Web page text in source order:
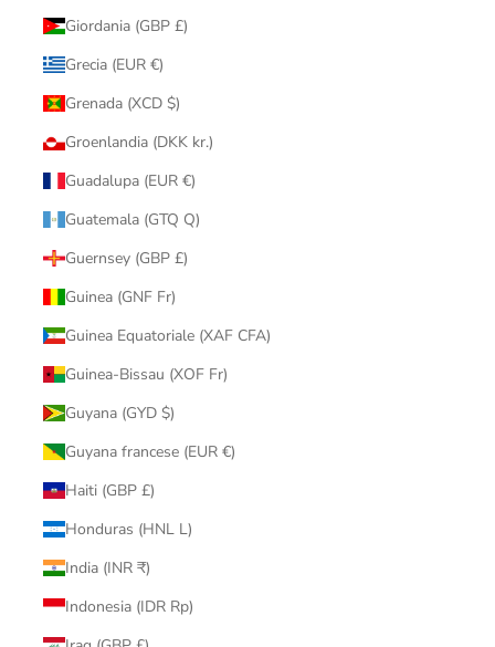
Giordania (GBP £)
Grecia (EUR €)
Grenada (XCD $)
Groenlandia (DKK kr.)
Guadalupa (EUR €)
Guatemala (GTQ Q)
Guernsey (GBP £)
Guinea (GNF Fr)
Guinea Equatoriale (XAF CFA)
Guinea-Bissau (XOF Fr)
Guyana (GYD $)
Guyana francese (EUR €)
Haiti (GBP £)
Honduras (HNL L)
India (INR ₹)
Indonesia (IDR Rp)